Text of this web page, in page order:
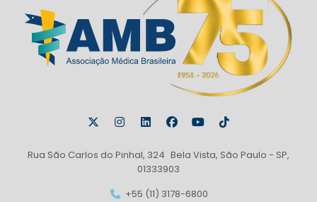
Rua São Carlos do Pinhal, 324 Bela Vista, São Paulo - SP,
01333903
+55 (11) 3178-6800